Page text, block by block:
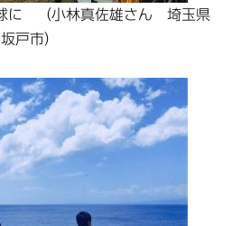
（小林真佐雄さん 埼玉県
坂戸市）